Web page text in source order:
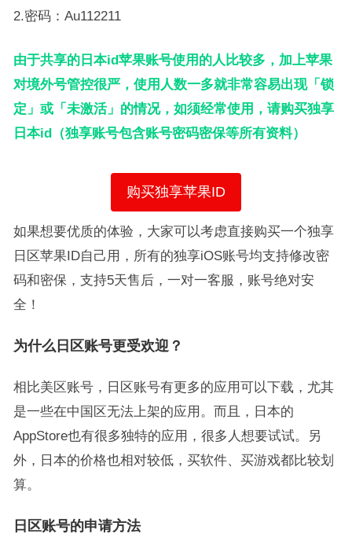
2.密码：Au112211
由于共享的日本id苹果账号使用的人比较多，加上苹果
对境外号管控很严，使用人数一多就非常容易出现「锁
定」或「未激活」的情况，如须经常使用，请购买独享
日本id（独享账号包含账号密码密保等所有资料）
购买独享苹果ID
如果想要优质的体验，大家可以考虑直接购买一个独享
日区苹果ID自己用，所有的独享iOS账号均支持修改密
码和密保，支持5天售后，一对一客服，账号绝对安
全！
为什么日区账号更受欢迎？
相比美区账号，日区账号有更多的应用可以下载，尤其
是一些在中国区无法上架的应用。而且，日本的
AppStore也有很多独特的应用，很多人想要试试。另
外，日本的价格也相对较低，买软件、买游戏都比较划
算。
日区账号的申请方法